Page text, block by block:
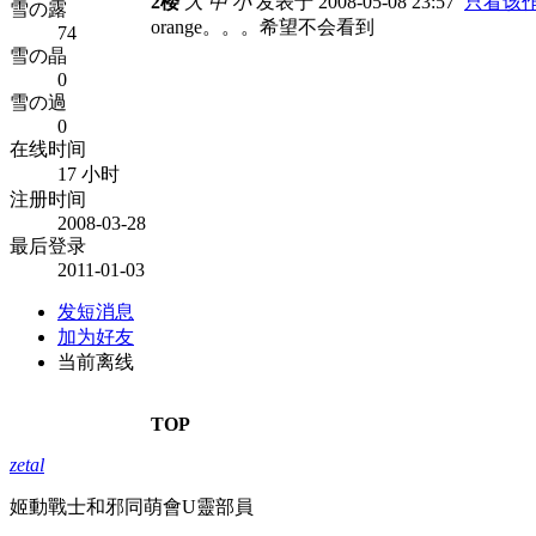
雪の露
74
雪の晶
0
雪の過
0
在线时间
17 小时
注册时间
2008-03-28
最后登录
2011-01-03
发短消息
加为好友
当前离线
orange。。。希望不会看到
TOP
zetal
姬動戰士和邪同萌會U靈部員